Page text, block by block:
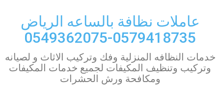
contentعاملات نظافة بالساعه الرياض
0579418735-0549362075
خدمات النظافه المنزلية وفك وتركيب الاثاث و لصيانه
وتركيب وتنظيف المكيفات لجميع خدمات المكيفات
ومكافحة ورش الحشرات